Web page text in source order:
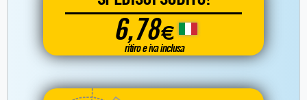
6,78€
ritiro e iva inclusa